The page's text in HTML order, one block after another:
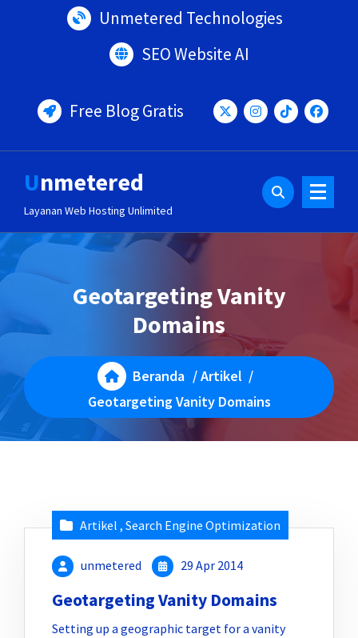
Unmetered Technologies
SEO Website AI
Free Blog Gratis
Unmetered
Layanan Web Hosting Unlimited
Geotargeting Vanity
Domains
Beranda /Artikel /
Geotargeting Vanity Domains
Artikel , Search Engine Optimization
unmetered 29 Apr 2014
Geotargeting Vanity Domains
Setting up a geographic target for a vanity